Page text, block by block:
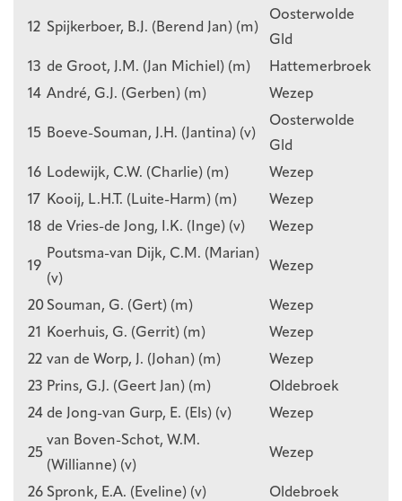
12 Spijkerboer, B.J. (Berend Jan) (m)
Oosterwolde
Gld
13 de Groot, J.M. (Jan Michiel) (m)
Hattemerbroek
14 André, G.J. (Gerben) (m) Wezep
15 Boeve-Souman, J.H. (Jantina) (v)
Oosterwolde
Gld
16 Lodewijk, C.W. (Charlie) (m)
Wezep
17
Kooij, L.H.T. (Luite-Harm) (m)
Wezep
18 de Vries-de Jong, I.K. (Inge) (v) Wezep
19
Poutsma-van Dijk, C.M. (Marian)
(v)
Wezep
20 Souman, G. (Gert) (m)
Wezep
21
Koerhuis, G. (Gerrit) (m)
Wezep
22 van de Worp, J. (Johan) (m)
Wezep
23 Prins, G.J. (Geert Jan) (m)
Oldebroek
24 de Jong-van Gurp, E. (Els) (v) Wezep
25
van Boven-Schot, W.M.
(Willianne) (v)
Wezep
26 Spronk, E.A. (Eveline) (v)
Oldebroek